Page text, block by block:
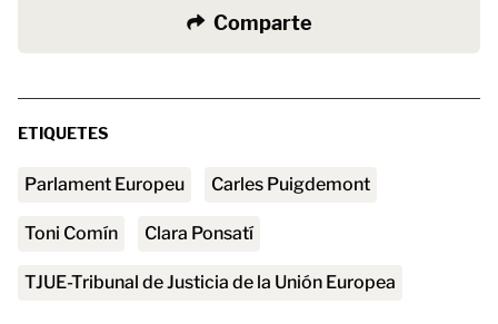
Comparte
ETIQUETES
Parlament Europeu Carles Puigdemont
Toni Comín Clara Ponsatí
TJUE-Tribunal de Justicia de la Unión Europea